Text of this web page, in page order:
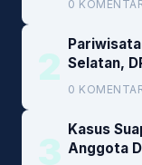
0
2 Selatan,
0
3
Kasus
Anggota